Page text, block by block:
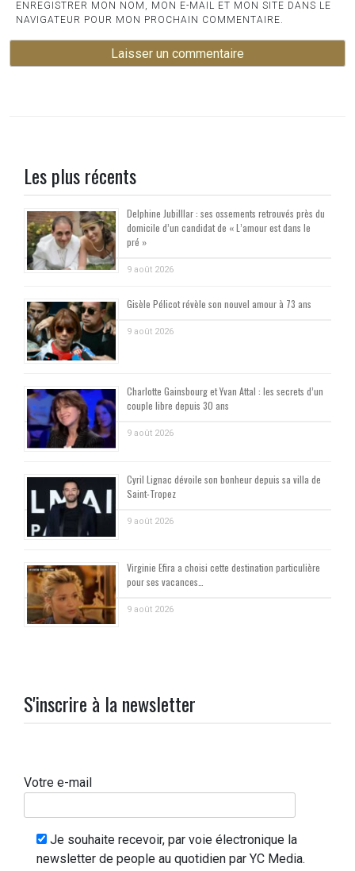
ENREGISTRER MON NOM, MON E-MAIL ET MON SITE DANS LE
NAVIGATEUR POUR MON PROCHAIN COMMENTAIRE.
Les plus récents
Delphine Jubilllar : ses ossements retrouvés près du
domicile d’un candidat de « L’amour est dans le
pré »
9 août 2026
Gisèle Pélicot révèle son nouvel amour à 73 ans
9 août 2026
Charlotte Gainsbourg et Yvan Attal : les secrets d’un
couple libre depuis 30 ans
9 août 2026
Cyril Lignac dévoile son bonheur depuis sa villa de
Saint-Tropez
9 août 2026
Virginie Efira a choisi cette destination particulière
pour ses vacances…
9 août 2026
S'inscrire à la newsletter
Votre e-mail
Je souhaite recevoir, par voie électronique la
newsletter de people au quotidien par YC Media.